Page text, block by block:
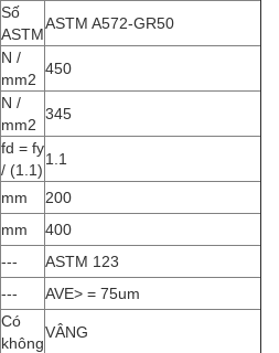
Số
ASTM
ASTM A572-GR50
N /
mm2
450
N /
mm2
345
fd = fy
/ (1.1)
1.1
mm
200
mm
400
---
ASTM 123
---
AVE> = 75um
Có
không
VÂNG